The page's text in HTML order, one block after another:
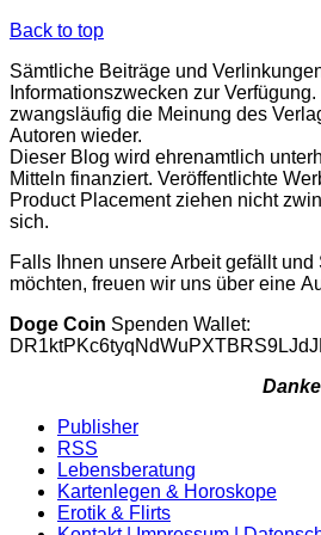
Back to top
Sämtliche Beiträge und
Informationszwecken zur
zwangsläufig die Meinung des
Autoren wieder.
Dieser Blog wird ehrenamtlich
Mitteln finanziert. Veröffentlichte
Product Placement ziehen nicht
sich.
Falls Ihnen unsere Arbeit gefällt und
möchten, freuen wir uns über eine
Doge Coin Spenden Wallet:
Publisher
RSS
Lebensberatung
Kartenlegen & Horoskope
Erotik & Flirts